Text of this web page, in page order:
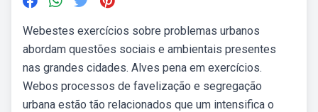
Webestes exercícios sobre problemas urbanos
abordam questões sociais e ambientais presentes
nas grandes cidades. Alves pena em exercícios.
Webos processos de favelização e segregação
urbana estão tão relacionados que um intensifica o